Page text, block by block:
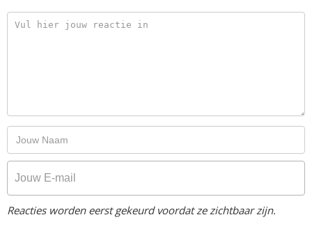
Reacties worden eerst gekeurd voordat ze zichtbaar zijn.